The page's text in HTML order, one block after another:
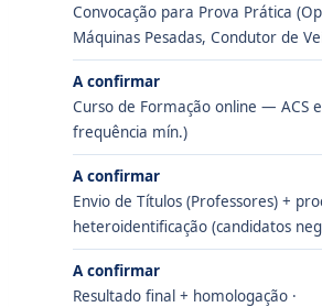
Convocação para Prova Prática
Máquinas Pesadas, Condutor de
A confirmar
Curso de Formação online — ACS e
frequência mín.)
A confirmar
Envio de Títulos (Professores) +
heteroidentificação (candidatos
A confirmar
Resultado final + homologação ·